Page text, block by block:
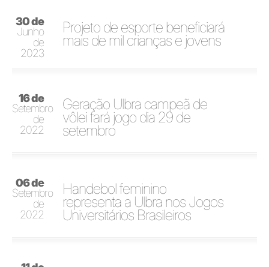
30 de
Junho
de
2023
Projeto de esporte beneficiará
mais de mil crianças e jovens
16 de
Setembro
de
2022
Geração Ulbra campeã de
vôlei fará jogo dia 29 de
setembro
06 de
Setembro
de
2022
Handebol feminino
representa a Ulbra nos Jogos
Universitários Brasileiros